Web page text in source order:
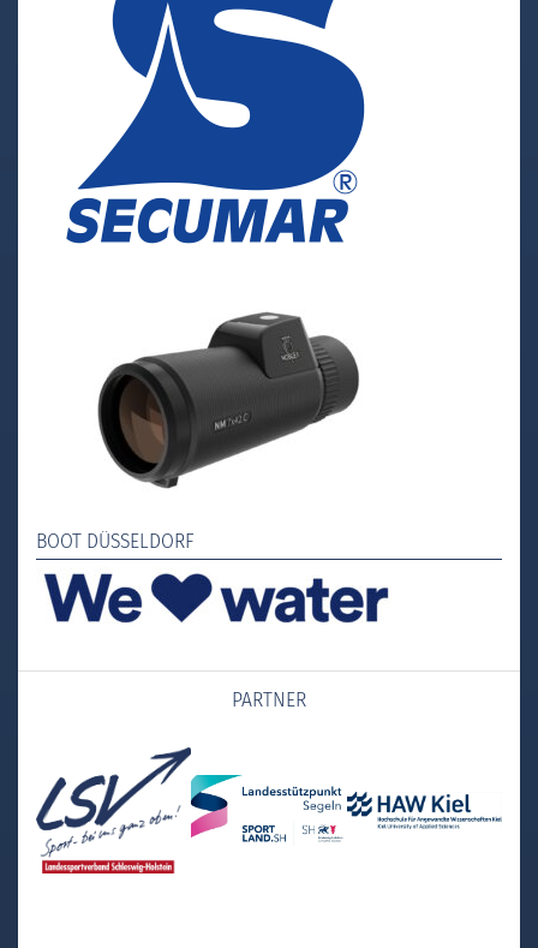
BOOT DÜSSELDORF
PARTNER